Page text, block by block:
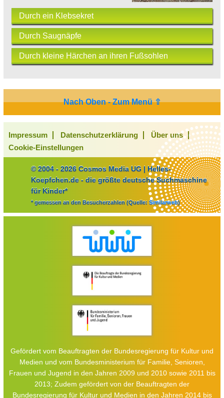
Durch ein Klebsekret
Durch Saugnäpfe
Durch kleine Härchen an ihren Fußsohlen
Nach Oben - Zum Menü ⇧
Impressum Datenschutzerklärung
Über uns
Cookie-Einstellungen
© 2004 - 2026 Cosmos Media UG | Helles-
Koepfchen.de - die größte deutsche Suchmaschine
für Kinder*
* gemessen an den Besucherzahlen (Quelle: Similarweb)
Gefördert vom Beauftragten der Bundesregierung für Kultur und
Medien und vom Bundesministerium für Familie, Senioren,
Frauen und Jugend in den Jahren 2009 und 2010 sowie 2011 bis
2013; Zudem gefördert von der Beauftragten der
Bundesregierung für Kultur und Medien in den Jahren 2014 bis